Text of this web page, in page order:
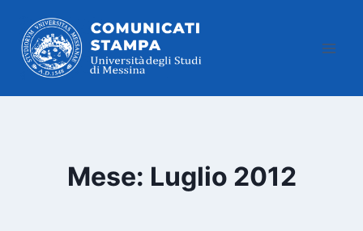
contenuto
Mese: Luglio 2012